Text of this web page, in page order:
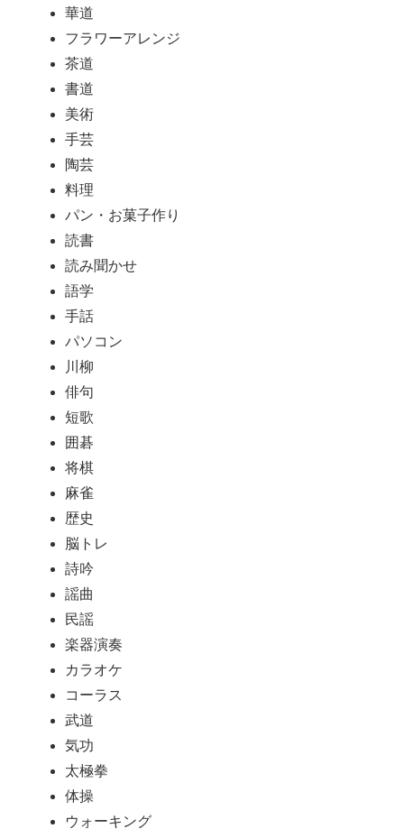
華道
フラワーアレンジ
茶道
書道
美術
手芸
陶芸
料理
パン・お菓子作り
読書
読み聞かせ
語学
手話
パソコン
川柳
俳句
短歌
囲碁
将棋
麻雀
歴史
脳トレ
詩吟
謡曲
民謡
楽器演奏
カラオケ
コーラス
武道
気功
太極拳
体操
ウォーキング